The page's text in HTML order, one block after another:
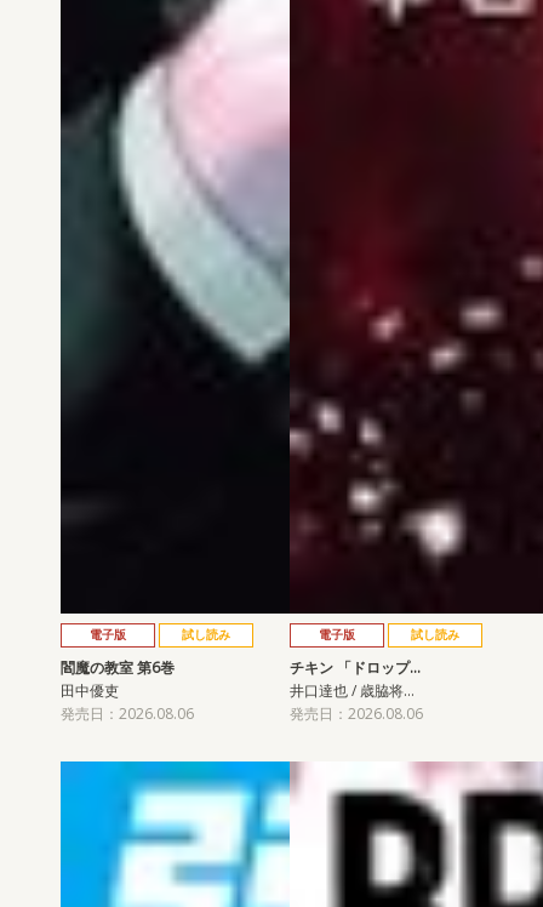
電子版 試し読み
閻魔の教室 第6巻
田中優吏
発売日：2026.08.06
電子版 試し読み
チキン 「ドロップ…
井口達也 / 歳脇将…
発売日：2026.08.06